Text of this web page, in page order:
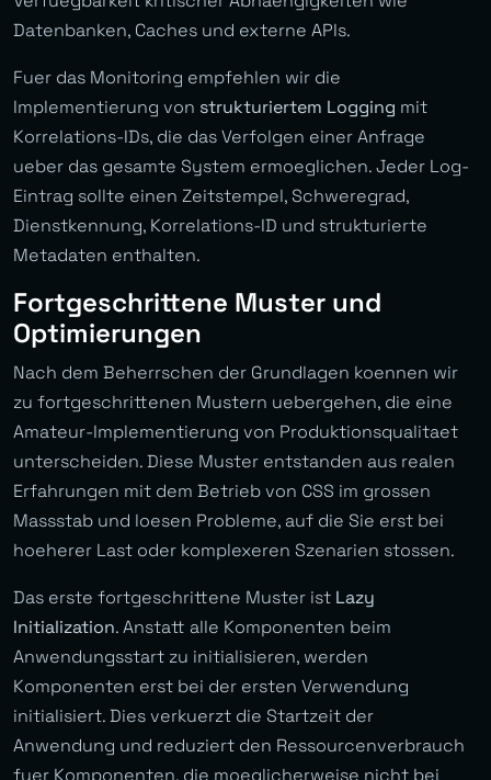
Datenbanken, Caches und externe APIs.
Fuer das Monitoring empfehlen wir die
Implementierung von strukturiertem Logging mit
Korrelations-IDs, die das Verfolgen einer Anfrage
ueber das gesamte System ermoeglichen. Jeder Log-
Eintrag sollte einen Zeitstempel, Schweregrad,
Dienstkennung, Korrelations-ID und strukturierte
Metadaten enthalten.
Fortgeschrittene Muster und
Optimierungen
Nach dem Beherrschen der Grundlagen koennen wir
zu fortgeschrittenen Mustern uebergehen, die eine
Amateur-Implementierung von Produktionsqualitaet
unterscheiden. Diese Muster entstanden aus realen
Erfahrungen mit dem Betrieb von CSS im grossen
Massstab und loesen Probleme, auf die Sie erst bei
hoeherer Last oder komplexeren Szenarien stossen.
Das erste fortgeschrittene Muster ist Lazy
Initialization. Anstatt alle Komponenten beim
Anwendungsstart zu initialisieren, werden
Komponenten erst bei der ersten Verwendung
initialisiert. Dies verkuerzt die Startzeit der
Anwendung und reduziert den Ressourcenverbrauch
fuer Komponenten, die moeglicherweise nicht bei